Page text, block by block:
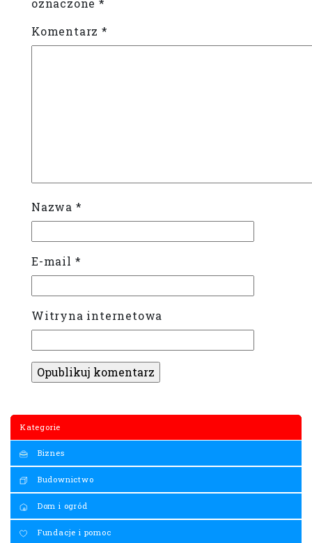
Kategorie
Biznes
Budownictwo
Dom i ogród
Fundacje i pomoc
oznaczone*
Komentarz*
Nazwa *
E-mail *
Witryna internetowa